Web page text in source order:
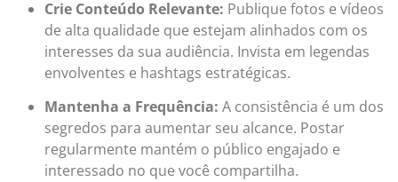
Crie Conteúdo Relevante: Publique fotos e vídeos
de alta qualidade que estejam alinhados com os
interesses da sua audiência. Invista em legendas
envolventes e hashtags estratégicas.
Mantenha a Frequência: A consistência é um dos
segredos para aumentar seu alcance. Postar
regularmente mantém o público engajado e
interessado no que você compartilha.